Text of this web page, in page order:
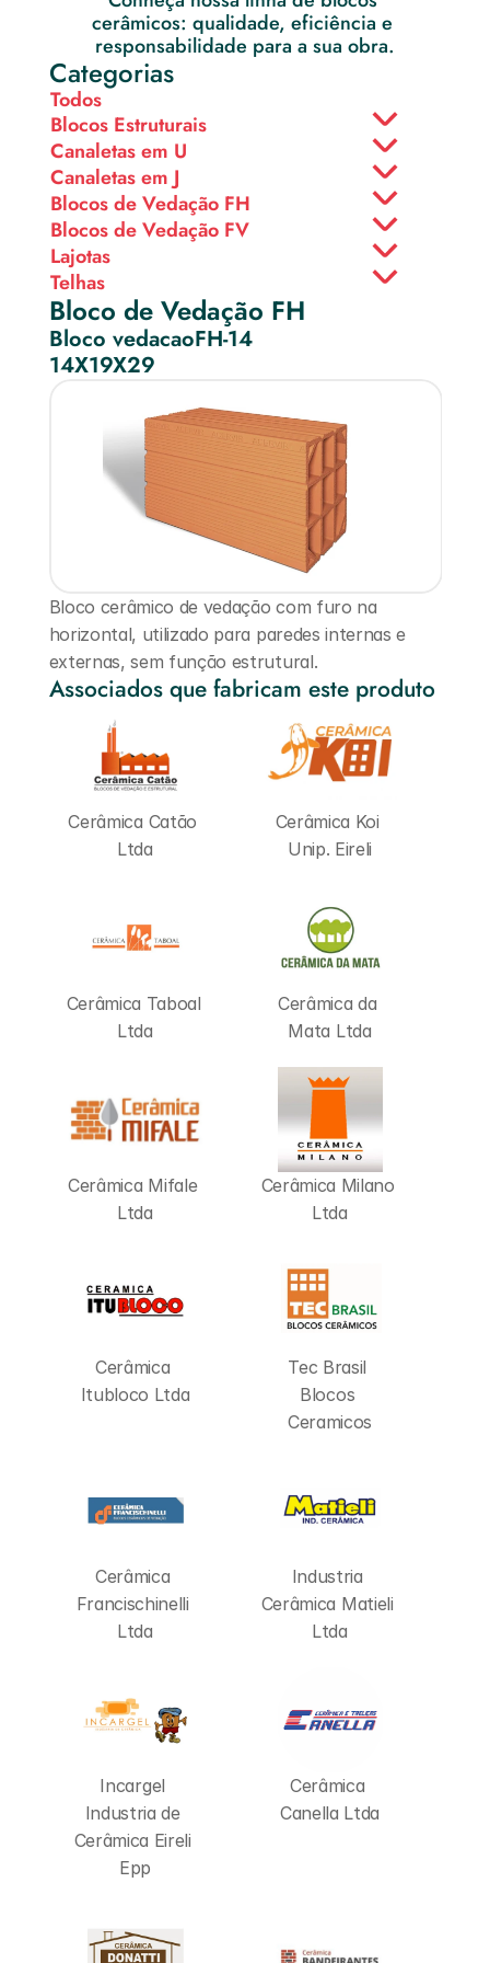
cerâmicos: qualidade, eficiência e
responsabilidade para a sua obra.
Categorias
Todos
Blocos Estruturais
Canaletas em U
Canaletas em J
Blocos de Vedação FH
Blocos de Vedação FV
Lajotas
Telhas
Bloco de Vedação FH
Bloco vedacaoFH-14
14X19X29
Associados que fabricam este produto
Bloco cerâmico de vedação com furo na
horizontal, utilizado para paredes internas e
externas, sem função estrutural.
Cerâmica Catão
Ltda
Cerâmica Koi
Unip. Eireli
Cerâmica Taboal
Ltda
Cerâmica da
Mata Ltda
Cerâmica Mifale
Ltda
Cerâmica Milano
Ltda
Cerâmica
Itubloco Ltda
Tec Brasil
Blocos
Ceramicos
Cerâmica
Francischinelli
Ltda
Industria
Cerâmica Matieli
Ltda
Incargel
Industria de
Cerâmica Eireli
Epp
Cerâmica
Canella Ltda